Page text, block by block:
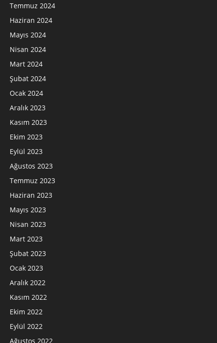
Temmuz 2024
Haziran 2024
Mayıs 2024
Nisan 2024
Mart 2024
Şubat 2024
Ocak 2024
Aralık 2023
Kasım 2023
Ekim 2023
Eylül 2023
Ağustos 2023
Temmuz 2023
Haziran 2023
Mayıs 2023
Nisan 2023
Mart 2023
Şubat 2023
Ocak 2023
Aralık 2022
Kasım 2022
Ekim 2022
Eylül 2022
Ağustos 2022